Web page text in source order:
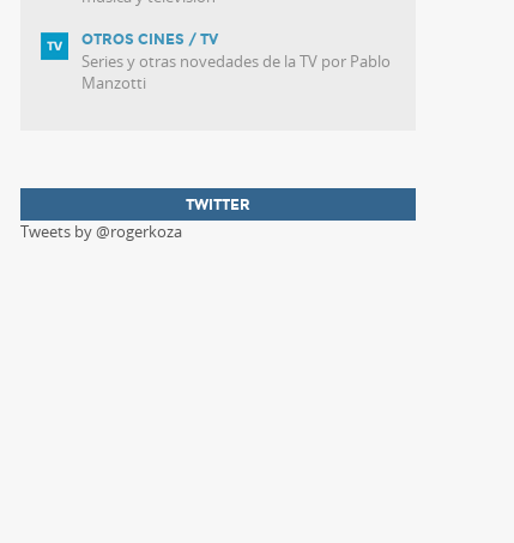
OTROS CINES / TV
Series y otras novedades de la TV por Pablo
Manzotti
TWITTER
Tweets by @rogerkoza